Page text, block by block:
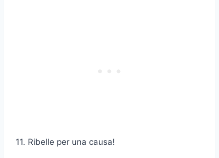
11. Ribelle per una causa!